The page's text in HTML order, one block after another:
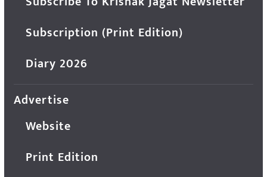
Subscription (Print Edition)
Diary 2026
Advertise
Website
Print Edition